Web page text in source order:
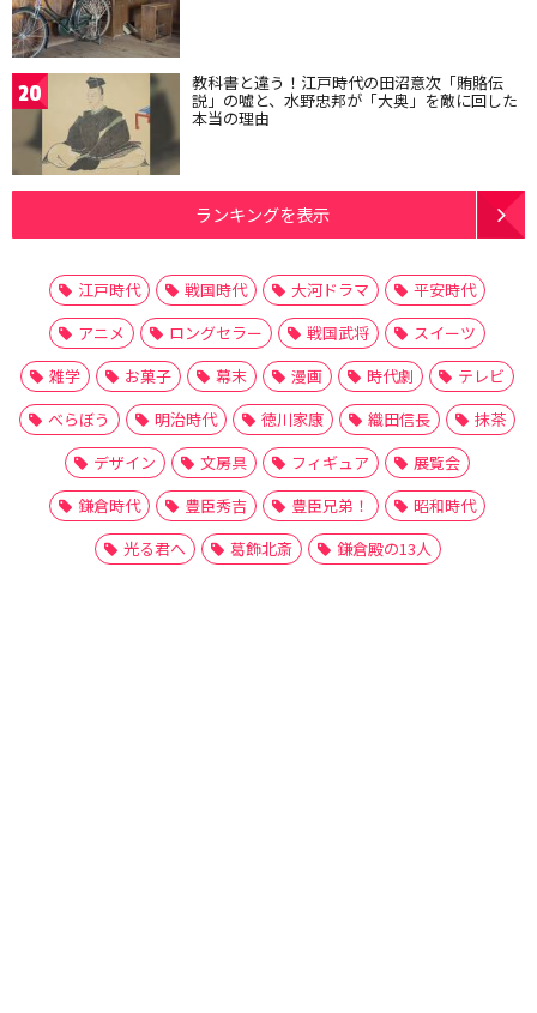
20 教科書と違う！江戸時代の田沼意次「賄賂伝
説」の嘘と、水野忠邦が「大奥」を敵に回した
本当の理由
ランキングを表示
江戸時代 戦国時代 大河ドラマ
平安時代
アニメ
ロングセラー 戦国武将
スイーツ
雑学
お菓子 幕末 漫画 時代劇
テレビ
べらぼう
明治時代 徳川家康 織田信長
抹茶
デザイン
文房具 フィギュア
展覧会
鎌倉時代
豊臣秀吉 豊臣兄弟！
昭和時代
光る君へ
葛飾北斎 鎌倉殿の13人